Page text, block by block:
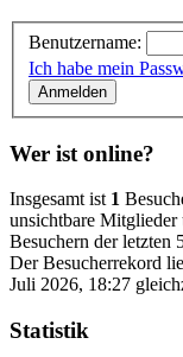
Benutzername:
Ich habe mein
Wer ist online?
Insgesamt ist 1
unsichtbare Mitglieder
Besuchern der letzten
Der Besucherrekord
Juli 2026, 18:27
Statistik